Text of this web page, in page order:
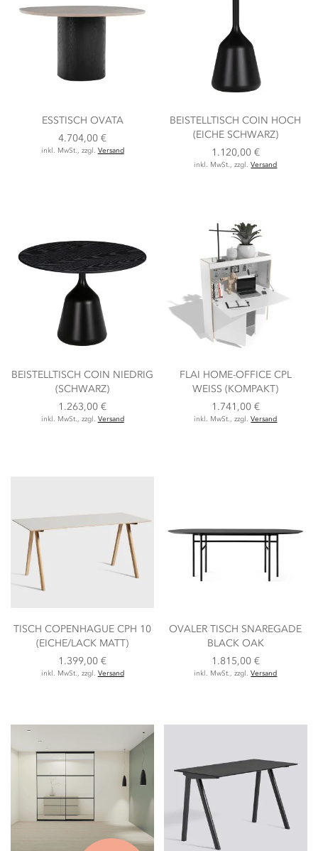
ESSTISCH OVATA
4.704,00 €
inkl. MwSt., zzgl. Versand
BEISTELLTISCH COIN HOCH
(EICHE SCHWARZ)
1.120,00 €
inkl. MwSt., zzgl.Versand
BEISTELLTISCH COIN NIEDRIG
(SCHWARZ)
1.263,00 €
inkl. MwSt., zzgl. Versand
FLAI HOME-OFFICE CPL
WEISS (KOMPAKT)
1.741,00 €
inkl. MwSt., zzgl.Versand
TISCH COPENHAGUE CPH 10
(EICHE/LACK MATT)
1.399,00 €
inkl. MwSt., zzgl. Versand
OVALER TISCH SNAREGADE
BLACK OAK
1.815,00 €
inkl. MwSt., zzgl.Versand